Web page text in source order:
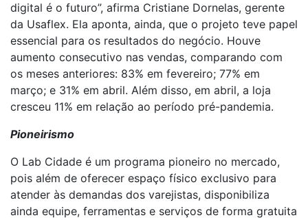
digital é o futuro”, afirma Cristiane Dornelas, gerente
da Usaflex. Ela aponta, ainda, que o projeto teve papel
essencial para os resultados do negócio. Houve
aumento consecutivo nas vendas, comparando com
os meses anteriores: 83% em fevereiro; 77% em
março; e 31% em abril. Além disso, em abril, a loja
cresceu 11% em relação ao período pré-pandemia.
Pioneirismo
O Lab Cidade é um programa pioneiro no mercado,
pois além de oferecer espaço físico exclusivo para
atender às demandas dos varejistas, disponibiliza
ainda equipe, ferramentas e serviços de forma gratuita